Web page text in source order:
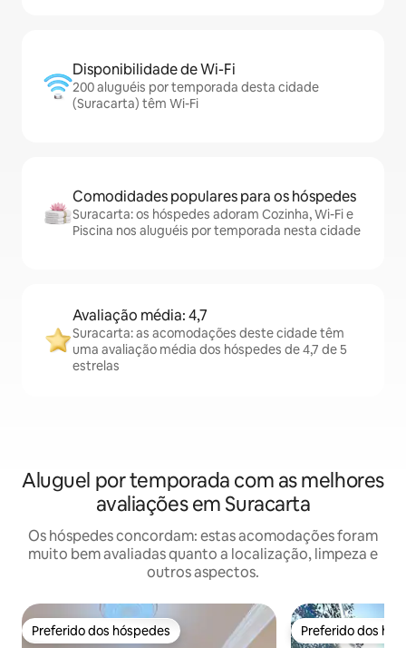
Disponibilidade de Wi-Fi
200 aluguéis por temporada desta cidade
(Suracarta) têm Wi-Fi
Comodidades populares para os hóspedes
Suracarta: os hóspedes adoram Cozinha, Wi-Fi e
Piscina nos aluguéis por temporada nesta cidade
Avaliação média: 4,7
Suracarta: as acomodações deste cidade têm
uma avaliação média dos hóspedes de 4,7 de 5
estrelas
Aluguel por temporada com as melhores
avaliações em Suracarta
Os hóspedes concordam: estas acomodações foram
muito bem avaliadas quanto a localização, limpeza e
outros aspectos.
Preferido dos hóspedes
Preferido dos hóspedes Preferido dos
Preferido dos